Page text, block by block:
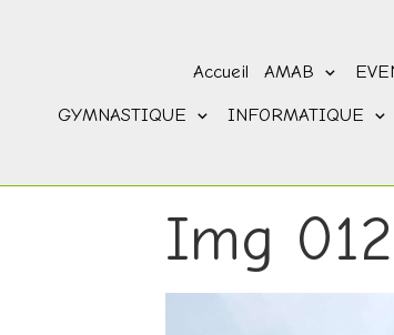
Accueil AMAB
GYMNASTIQUE INFORMATIQUE
Img